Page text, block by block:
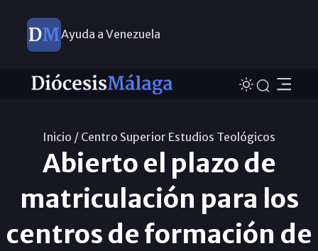
Ayuda a Venezuela
Inicio / Centro Superior Estudios Teológicos
Abierto el plazo de
matriculación para los
centros de formación de